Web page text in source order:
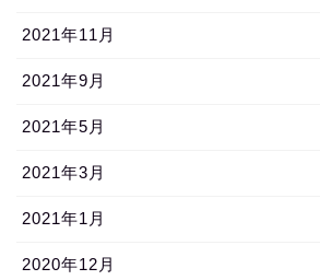
2021年11月
2021年9月
2021年5月
2021年3月
2021年1月
2020年12月